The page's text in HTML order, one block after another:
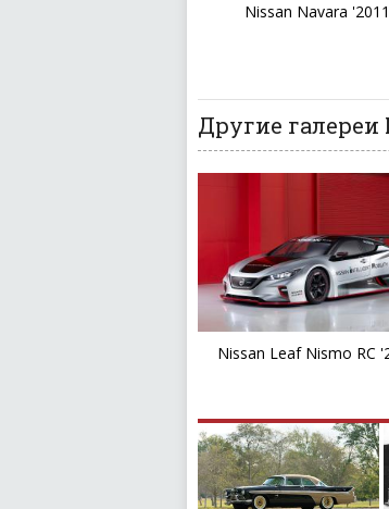
Nissan Navara '2011
Другие галереи
Nissan Leaf Nismo RC